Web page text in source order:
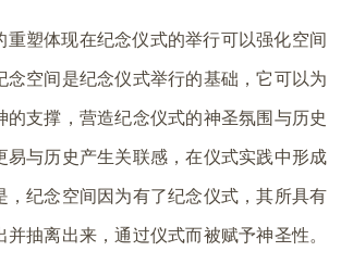
重塑体现在纪念仪式的举行可以强化空间
念空间是纪念仪式举行的基础，它可以为
的支撑，营造纪念仪式的神圣氛围与历史
易与历史产生关联感，在仪式实践中形成
，纪念空间因为有了纪念仪式，其所具有
并抽离出来，通过仪式而被赋予神圣性。